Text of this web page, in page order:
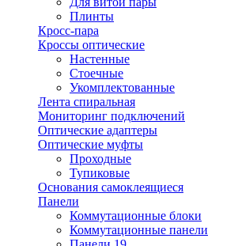
Плинты
Кросс-пара
Кроссы оптические
Настенные
Стоечные
Укомплектованные
Лента спиральная
Мониторинг подключений
Оптические адаптеры
Оптические муфты
Проходные
Тупиковые
Основания самоклеящиеся
Панели
Коммутационные блоки
Коммутационные панели